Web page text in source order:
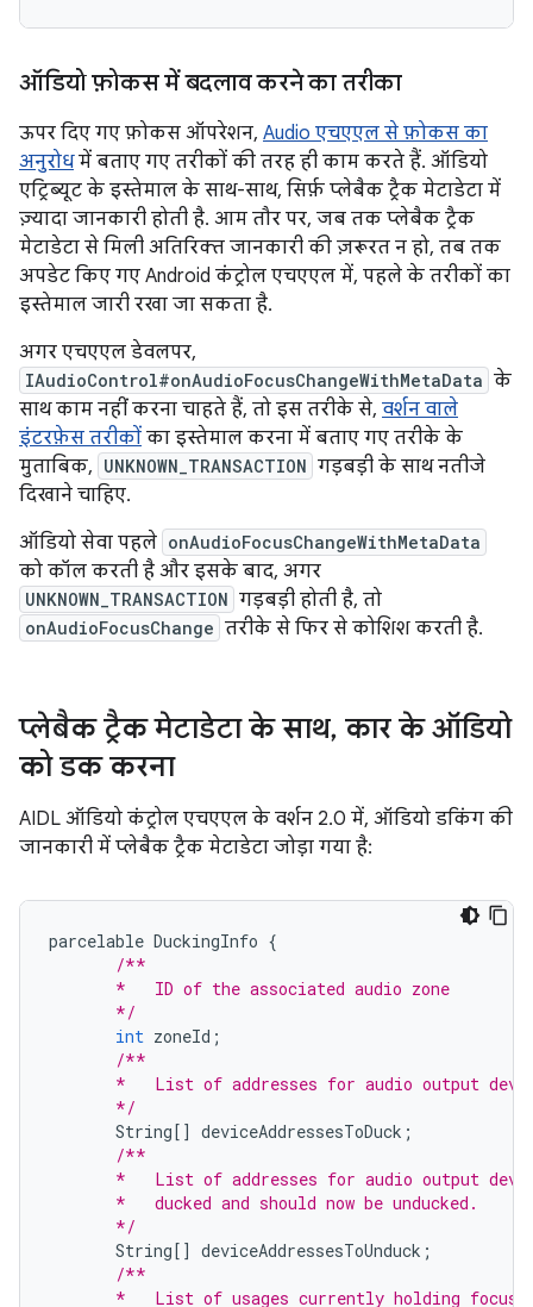
ऑडियो फ़ोकस में बदलाव करने का तरीका
ऊपर दिए गए फ़ोकस ऑपरेशन, Audio एचएएल से फ़ोकस का
अनुरोधमें बताए गए तरीकों की तरह ही काम करते हैं. ऑडियो
एट्रिब्यूट के इस्तेमाल के साथ-साथ, सिर्फ़ प्लेबैक ट्रैक मेटाडेटा में
ज़्यादा जानकारी होती है. आम तौर पर, जब तक प्लेबैक ट्रैक
मेटाडेटा से मिली अतिरिक्त जानकारी की ज़रूरत न हो, तब तक
अपडेट किए गए Android कंट्रोल एचएएल में, पहले के तरीकों का
इस्तेमाल जारी रखा जा सकता है.
अगर एचएएल डेवलपर,
IAudioControl#onAudioFocusChangeWithMetaData के
साथ काम नहीं करना चाहते हैं, तो इस तरीके से, वर्शन वाले
इंटरफ़ेस तरीकों का इस्तेमाल करना में बताए गए तरीके के
मुताबिक, UNKNOWN_TRANSACTION गड़बड़ी के साथ नतीजे
दिखाने चाहिए.
ऑडियो सेवा पहले onAudioFocusChangeWithMetaData
को कॉल करती है और इसके बाद, अगर
UNKNOWN_TRANSACTION गड़बड़ी होती है, तो
onAudioFocusChange तरीके से फिर से कोशिश करती है.
प्लेबैक ट्रैक मेटाडेटा के साथ, कार के ऑडियो
को डक करना
AIDL ऑडियो कंट्रोल एचएएल के वर्शन 2.0 में, ऑडियो डकिंग की
जानकारी में प्लेबैक ट्रैक मेटाडेटा जोड़ा गया है:
parcelable DuckingInfo {
/**
       *   ID of the associated audio zone
       */
int zoneId ;
/**
*   List of addresses for audio output
       */
String [] deviceAddressesToDuck ;
/**
*   List of addresses for audio output
       *   ducked and should now be unducked.
       */
String [] deviceAddressesToUnduck ;
/**
*   List of usages currently holding focus